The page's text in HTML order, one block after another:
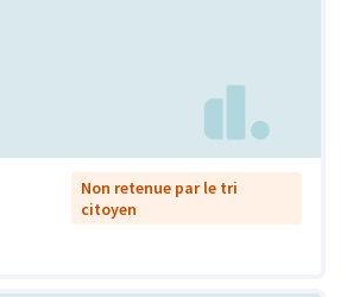
Non retenue par le tri
citoyen